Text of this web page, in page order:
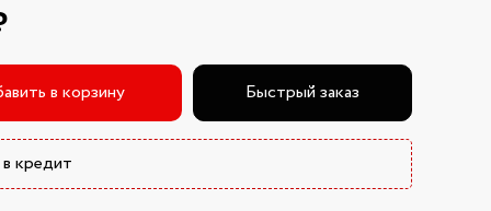
в корзину Быстрый заказ
кредит